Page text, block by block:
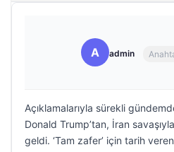
A admin
Açıklamalarıyla sürekli
Donald Trump’tan, İran
geldi. ‘Tam zafer’ için tarih